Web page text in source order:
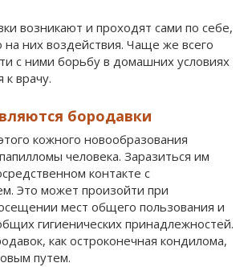
возникают и проходят сами по себе,
на них воздействия. Чаще же всего
с ними борьбу в домашних условиях
врачу.
бородавки
кожного новообразования
человека. Заразиться им
контакте с
Это может произойти при
мест общего пользования и
гигиенических принадлежностей.
как остроконечная кондилома,
путем.